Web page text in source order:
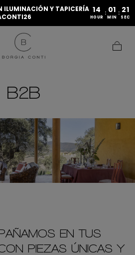
ILUMINACIÓN Y TAPICERÍA 14
HOUR
: 01
MIN
: 21
SEC
B2B
EN TUS
PIEZAS ÚNICAS Y